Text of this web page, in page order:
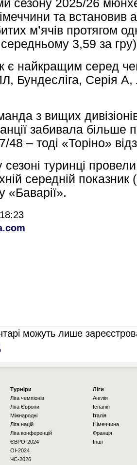
сезону 2025/26
та встановив
м’ячів протягом
3,59 за
є найкращим серед
Бундесліга, Серія А,
з вищих
забивала більше
48 – тоді «Торіно»
туринці
середній
«Баварії».
можуть лише
Турніри
Ліга чемпіонів
Ліга Європи
Міжнародні
Ліга націй
Ліга конференцій
ЄВРО-2024
OI-2024
ЧС-2026
Ліги
Англія
Іспанія
Італія
Німеччина
Франція
Інші